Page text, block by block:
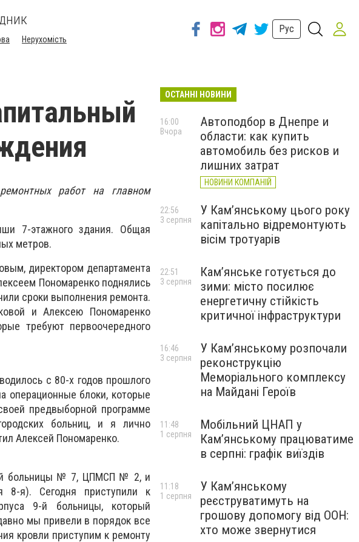
Нерухомість
Рус
работ на главном
7-этажного здания. Общая
метров.
директором департамента
Пономаренко поднялись
сроки выполнения ремонта.
и Алексею Пономаренко
требуют первоочередного
с 80-х годов прошлого
операционные блоки, которые
предвыборной программе
больниц, и я лично
Алексей Пономаренко.
больницы № 7, ЦПМСП № 2, и
8-я). Сегодня приступили к
9-й больницы, который
мы привели в порядок все
кровли приступим к ремонту
ОСТАННІ НОВИНИ
Автоподбор в Днепре и
области: как купить
автомобиль без рисков и
лишних затрат
НОВИНИ КОМПАНІЙ
16:00
Вчора
У Кам’янському цього року
капітально відремонтують
вісім тротуарів
22:56
3 серпня
Кам’янське готується до
зими: місто посилює
енергетичну стійкість
критичної інфраструктури
22:51
3 серпня
У Кам’янському розпочали
реконструкцію
Меморіального комплексу
на Майдані Героїв
16:46
3 серпня
Мобільний ЦНАП у
Кам’янському працюватиме
в серпні: графік виїздів
11:48
1 серпня
У Кам’янському
реєструватимуть на
грошову допомогу від ООН:
хто може звернутися
11:18
1 серпня